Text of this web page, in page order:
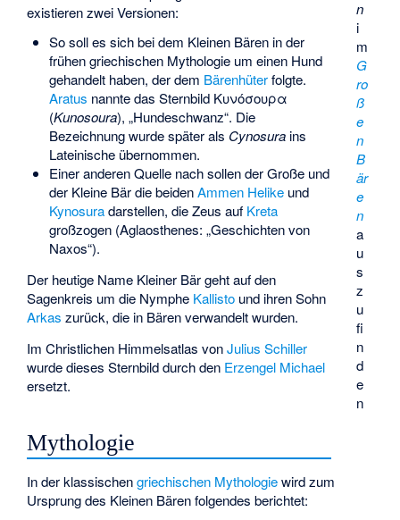
n
i
m
G
ro
ß
e
n
B
är
e
n
a
u
s
z
u
fi
n
d
e
n
existieren zwei Versionen:
So soll es sich bei dem Kleinen Bären in der
frühen griechischen Mythologie um einen Hund
gehandelt haben, der dem Bärenhüterfolgte.
Aratus nannte das Sternbild Κυνόσουρα
(Kunosoura), „Hundeschwanz“. Die
Bezeichnung wurde später als Cynosurains
Lateinische übernommen.
Einer anderen Quelle nach sollen der Große und
der Kleine Bär die beidenAmmen Helikeund
Kynosuradarstellen, die Zeus auf Kreta
großzogen (Aglaosthenes: „Geschichten von
Naxos“).
Der heutige Name Kleiner Bär geht auf den
Sagenkreis um die Nymphe Kallisto und ihren Sohn
Arkas zurück, die in Bären verwandelt wurden.
ImChristlichen Himmelsatlas vonJulius Schiller
wurde dieses Sternbild durch den Erzengel Michael
ersetzt.
Mythologie
In der klassischengriechischen Mythologiewird zum
Ursprung des Kleinen Bären folgendes berichtet: